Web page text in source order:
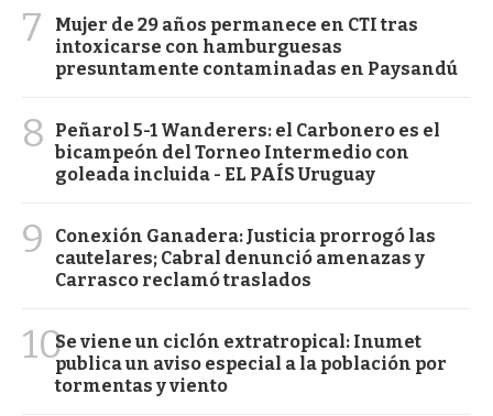
7
Mujer de 29 años permanece en CTI tras
intoxicarse con hamburguesas
presuntamente contaminadas en Paysandú
8
Peñarol 5-1 Wanderers: el Carbonero es el
bicampeón del Torneo Intermedio con
goleada incluida - EL PAÍS Uruguay
9
Conexión Ganadera: Justicia prorrogó las
cautelares; Cabral denunció amenazas y
Carrasco reclamó traslados
10Se viene un ciclón extratropical: Inumet
publica un aviso especial a la población por
tormentas y viento